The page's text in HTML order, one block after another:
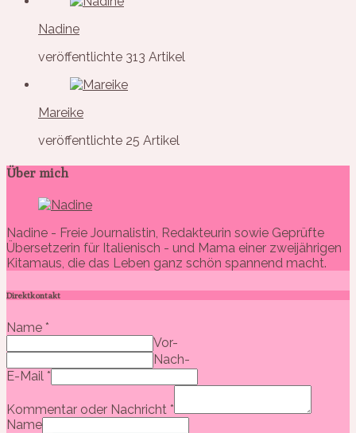
Nadine
veröffentlichte 313 Artikel
Mareike
veröffentlichte 25 Artikel
Über mich
Nadine - Freie Journalistin, Redakteurin sowie Geprüfte
Übersetzerin für Italienisch - und Mama einer zweijährigen
Kitamaus, die das Leben ganz schön spannend macht.
Direktkontakt
Name *
Vor-
Nach-
E-Mail *
Kommentar oder Nachricht *
Name